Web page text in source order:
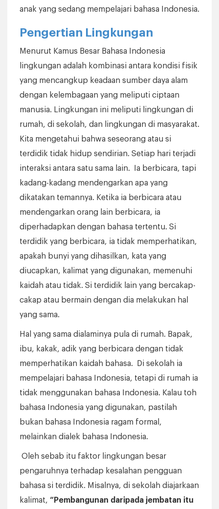
anak yang sedang mempelajari bahasa Indonesia.
Pengertian Lingkungan
Menurut Kamus Besar Bahasa Indonesia
lingkungan adalah kombinasi antara kondisi fisik
yang mencangkup keadaan sumber daya alam
dengan kelembagaan yang meliputi ciptaan
manusia. Lingkungan ini meliputi lingkungan di
rumah, di sekolah, dan lingkungan di masyarakat.
Kita mengetahui bahwa seseorang atau si
terdidik tidak hidup sendirian. Setiap hari terjadi
interaksi antara satu sama lain. Ia berbicara, tapi
kadang-kadang mendengarkan apa yang
dikatakan temannya. Ketika ia berbicara atau
mendengarkan orang lain berbicara, ia
diperhadapkan dengan bahasa tertentu. Si
terdidik yang berbicara, ia tidak memperhatikan,
apakah bunyi yang dihasilkan, kata yang
diucapkan, kalimat yang digunakan, memenuhi
kaidah atau tidak. Si terdidik lain yang bercakap-
cakap atau bermain dengan dia melakukan hal
yang sama.
Hal yang sama dialaminya pula di rumah. Bapak,
ibu, kakak, adik yang berbicara dengan tidak
memperhatikan kaidah bahasa. Di sekolah ia
mempelajari bahasa Indonesia, tetapi di rumah ia
tidak menggunakan bahasa Indonesia. Kalau toh
bahasa Indonesia yang digunakan, pastilah
bukan bahasa Indonesia ragam formal,
melainkan dialek bahasa Indonesia.
Oleh sebab itu faktor lingkungan besar
pengaruhnya terhadap kesalahan pengguan
bahasa si terdidik. Misalnya, di sekolah diajarkaan
kalimat, “Pembangunan daripada jembatan itu